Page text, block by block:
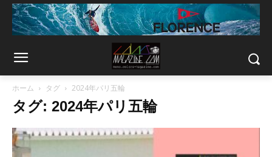
ホーム タグ 2024年パリ五輪
タグ: 2024年パリ五輪